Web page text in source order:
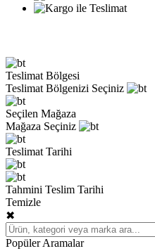
Teslimat Bölgesi
Teslimat Bölgenizi Seçiniz
Seçilen Mağaza
Mağaza Seçiniz
Teslimat Tarihi
Tahmini Teslim Tarihi
Temizle
✖
Popüler Aramalar